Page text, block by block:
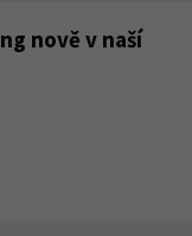
nově v naší